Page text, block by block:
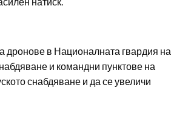
дронове в Националната гвардия на
и командни пунктове на
снабдяване и да се увеличи